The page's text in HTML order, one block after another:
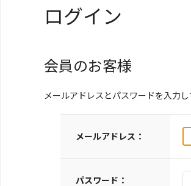
コート
メデ
ログイン
会員のお客様
メールアドレスとパスワードを入力し
メールアドレス：
パスワード：